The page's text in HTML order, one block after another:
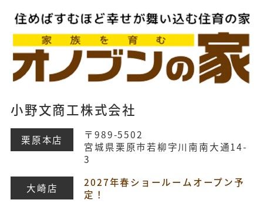
小野文商工株式会社
栗原本店
〒989-5502
宮城県栗原市若柳字川南南大通14-
3
大崎店
2027年春ショールームオープン予
定！